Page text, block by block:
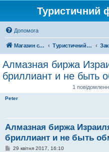
Туристичний
Допомога
Магазин спорядження Туристичний форум «Рюкзак»
Алмазная биржа
бриллиант и не быть
1
Peter
Алмазная биржа
бриллиант и не быть
П29 квітня 2017, 16:10